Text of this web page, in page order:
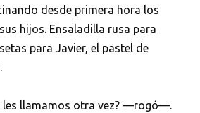
desde primera hora los
hijos. Ensaladilla rusa para
para Javier, el pastel de
les llamamos otra vez? —rogó—.